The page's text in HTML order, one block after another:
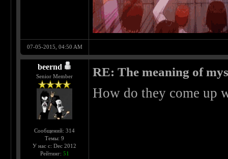
07-05-2015, 04:50 AM
beernd
Senior Member
Сообщений: 314
Темы: 9
У нас с: Dec 2012
Рейтинг: 51
RE: The meaning of
How do they come up